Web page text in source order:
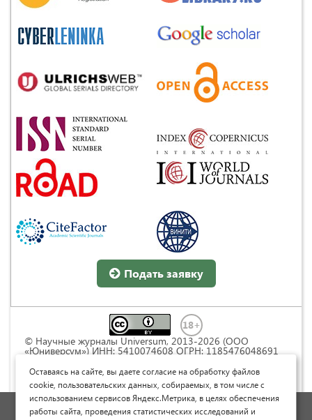
Подать заявку
© Научные журналы Universum, 2013-2026 (ООО
«Юниверсум») ИНН: 5410074608 ОГРН: 1185476048691
Commons « Attribution» («Атрибуция») 4.0
Непортированная
Политика обработки персональных данных
Оставаясь на сайте, вы даете согласие на обработку файлов
cookie, пользовательских данных, собираемых, в том числе с
использованием сервисов Яндекс.Метрика, в целях обеспечения
работы сайта, проведения статистических исследований и